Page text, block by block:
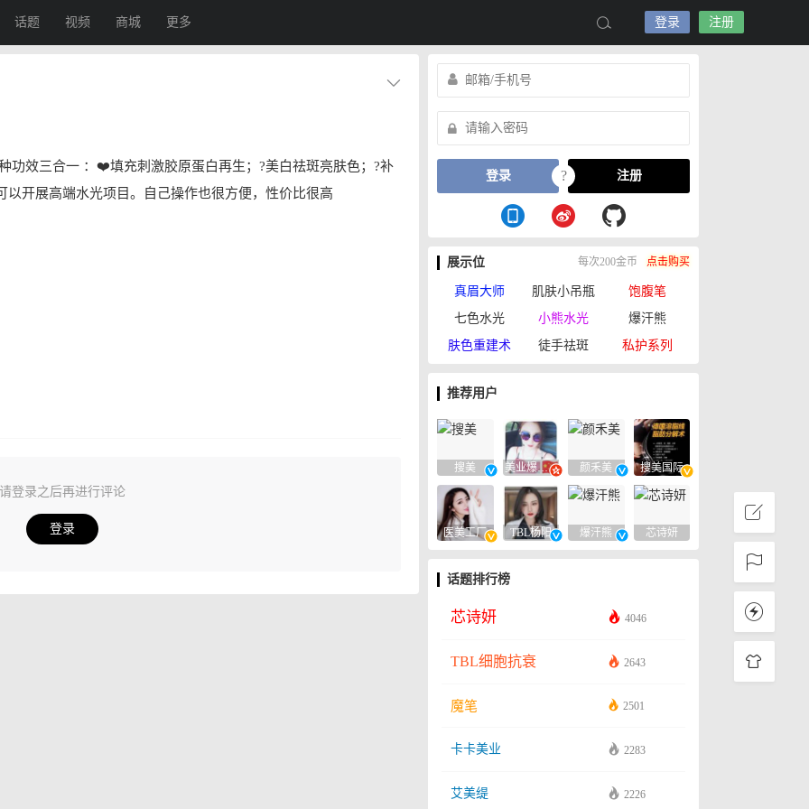
话题 视频 商城 更多 登录 注册
功效三合一 ：❤️填充刺激胶原蛋白再生；?美白祛斑亮肤色；?补
开展高端水光项目。自己操作也很方便，性价比很高
请登录之后再进行评论
登录
登录 ? 注册
展示位 每次200金币 点击购买
真眉大师 肌肤小吊瓶
饱腹笔
七色水光
小熊水光
爆汗熊
肤色重建术
徒手祛斑 私护系列
推荐用户
搜美 美业爆款平台 颜禾美 搜美国际
医美工厂 TBL杨阳 爆汗熊 芯诗妍
话题排行榜
芯诗妍 4046
TBL细胞抗衰 2643
魔笔 2501
卡卡美业 2283
艾美缇 2226